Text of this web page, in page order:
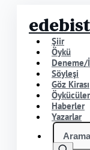
Şiir
Öykü
Söyleşi
Göz Kirası
Haberler
Yazarlar